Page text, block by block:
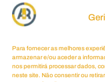
Para fornecer as melhores
armazenar e/ou aceder a
nos permitirá processar dados,
neste site. Não consentir ou